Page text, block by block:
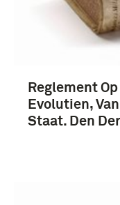
Reglement
Evolutien,
Staat. Den